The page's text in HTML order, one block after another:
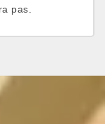
pas.